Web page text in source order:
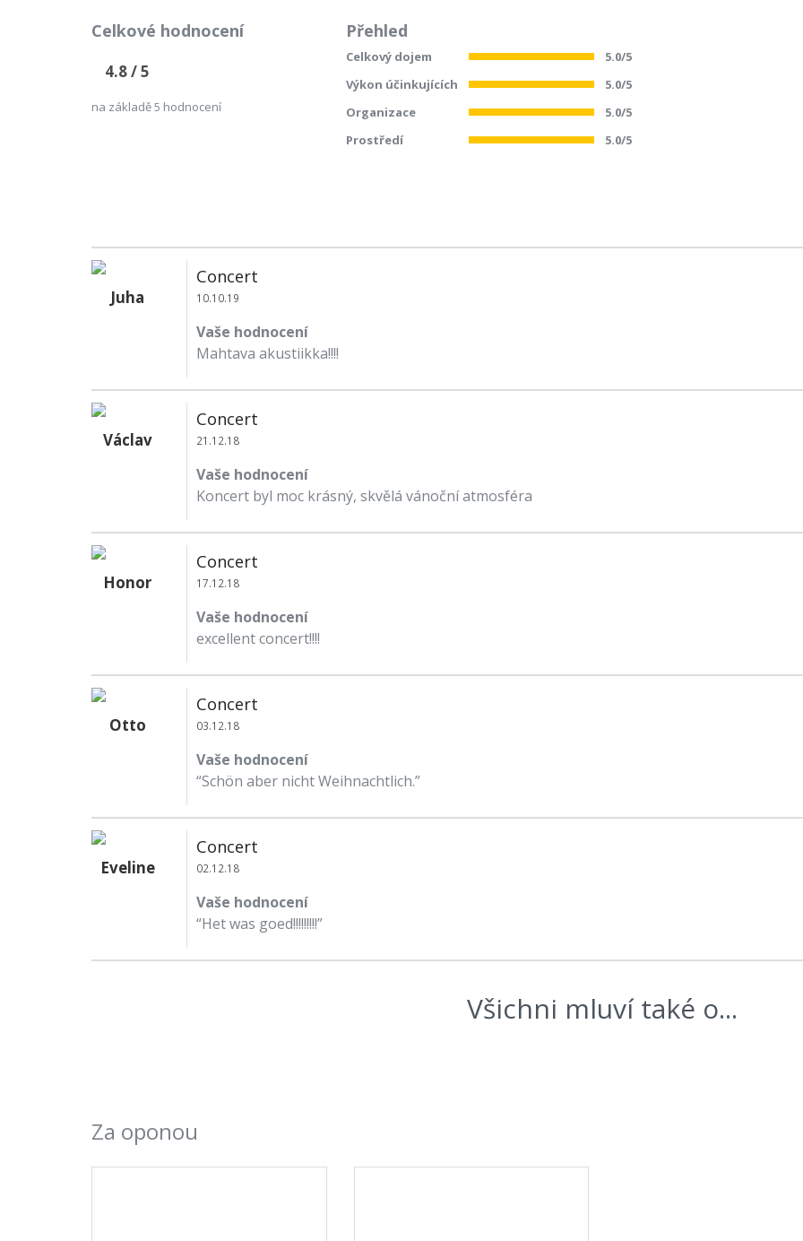
Celkové hodnocení
4.8/ 5
na základě5 hodnocení
Přehled
Celkový dojem
5.0/5
Výkon účinkujících
5.0/5
Organizace
5.0/5
Prostředí
5.0/5
Juha
Concert
10.10.19
Vaše hodnocení
Mahtava akustiikka!!!!
Václav
Concert
21.12.18
Vaše hodnocení
Koncert byl moc krásný, skvělá vánoční atmosféra
Honor
Concert
17.12.18
Vaše hodnocení
excellent concert!!!!
Otto
Concert
03.12.18
Vaše hodnocení
“Schön aber nicht Weihnachtlich.”
Eveline
Concert
02.12.18
Vaše hodnocení
“Het was goed!!!!!!!!!”
Všichni mluví také o...
Za oponou